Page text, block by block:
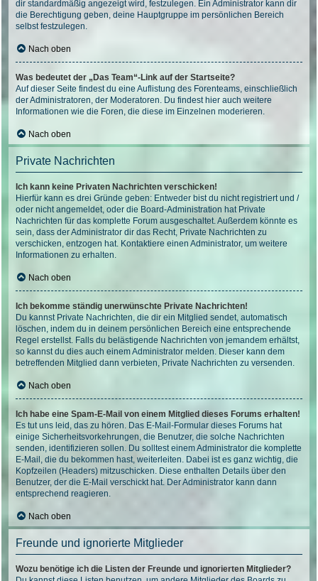
dir standardmäßig angezeigt wird, festzulegen. Ein Administrator kann dir
die Berechtigung geben, deine Hauptgruppe im persönlichen Bereich
selbst festzulegen.
Nach oben
Was bedeutet der „Das Team“-Link auf der Startseite?
Auf dieser Seite findest du eine Auflistung des Forenteams, einschließlich
der Administratoren, der Moderatoren. Du findest hier auch weitere
Informationen wie die Foren, die diese im Einzelnen moderieren.
Nach oben
Private Nachrichten
Ich kann keine Privaten Nachrichten verschicken!
Hierfür kann es drei Gründe geben: Entweder bist du nicht registriert und /
oder nicht angemeldet, oder die Board-Administration hat Private
Nachrichten für das komplette Forum ausgeschaltet. Außerdem könnte es
sein, dass der Administrator dir das Recht, Private Nachrichten zu
verschicken, entzogen hat. Kontaktiere einen Administrator, um weitere
Informationen zu erhalten.
Nach oben
Ich bekomme ständig unerwünschte Private Nachrichten!
Du kannst Private Nachrichten, die dir ein Mitglied sendet, automatisch
löschen, indem du in deinem persönlichen Bereich eine entsprechende
Regel erstellst. Falls du belästigende Nachrichten von jemandem erhältst,
so kannst du dies auch einem Administrator melden. Dieser kann dem
betreffenden Mitglied dann verbieten, Private Nachrichten zu versenden.
Nach oben
Ich habe eine Spam-E-Mail von einem Mitglied dieses Forums erhalten!
Es tut uns leid, das zu hören. Das E-Mail-Formular dieses Forums hat
einige Sicherheitsvorkehrungen, die Benutzer, die solche Nachrichten
senden, identifizieren sollen. Du solltest einem Administrator die komplette
E-Mail, die du bekommen hast, weiterleiten. Dabei ist es ganz wichtig, die
Kopfzeilen (Headers) mitzuschicken. Diese enthalten Details über den
Benutzer, der die E-Mail verschickt hat. Der Administrator kann dann
entsprechend reagieren.
Nach oben
Freunde und ignorierte Mitglieder
Wozu benötige ich die Listen der Freunde und ignorierten Mitglieder?